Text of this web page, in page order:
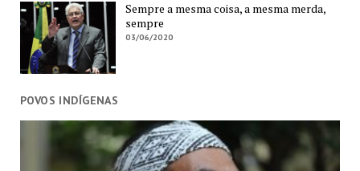
Sempre a mesma coisa, a mesma merda,
sempre
03/06/2020
POVOS INDÍGENAS